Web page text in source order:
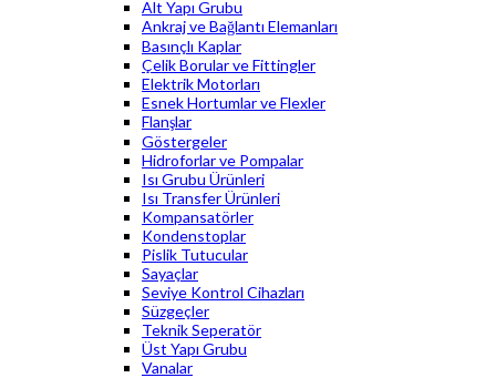
Alt Yapı Grubu
Ankraj ve Bağlantı Elemanları
Basınçlı Kaplar
Çelik Borular ve Fittingler
Elektrik Motorları
Esnek Hortumlar ve Flexler
Flanşlar
Göstergeler
Hidroforlar ve Pompalar
Isı Grubu Ürünleri
Isı Transfer Ürünleri
Kompansatörler
Kondenstoplar
Pislik Tutucular
Sayaçlar
Seviye Kontrol Cihazları
Süzgeçler
Teknik Seperatör
Üst Yapı Grubu
Vanalar